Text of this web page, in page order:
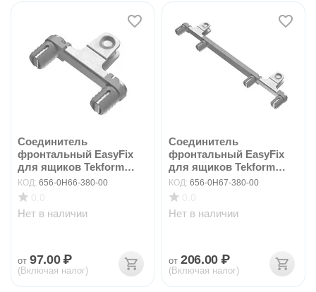
Соединитель
фронтальный EasyFix
для ящиков Tekform
slimli...
КОД: 656-0H66-380-00
Нет в наличии
от 97.00 ₽
(Включая налог)
Соединитель
фронтальный EasyFix
для ящиков Tekform
slimli...
КОД: 656-0H67-380-00
Нет в наличии
от 206.00 ₽
(Включая налог)